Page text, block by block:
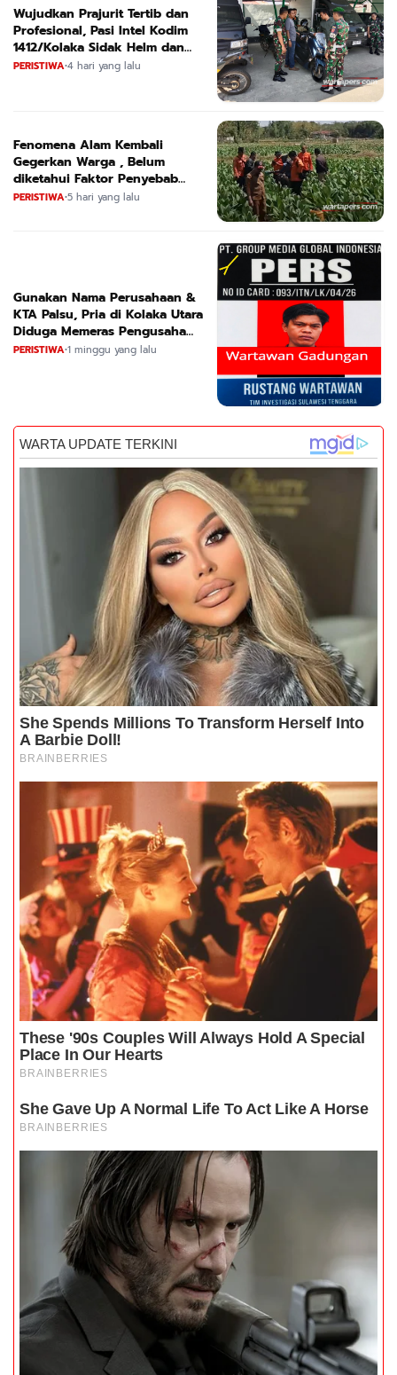
Wujudkan Prajurit Tertib dan
Profesional, Pasi Intel Kodim
1412/Kolaka Sidak Helm dan
Kendaraan
PERISTIWA•4 hari yang lalu
Fenomena Alam Kembali
Gegerkan Warga , Belum
diketahui Faktor Penyebab
Suara
PERISTIWA•5 hari yang lalu
Gunakan Nama Perusahaan &
KTA Palsu, Pria di Kolaka Utara
Diduga Memeras Pengusaha
Tambang dan Minyak
PERISTIWA•1 minggu yang lalu